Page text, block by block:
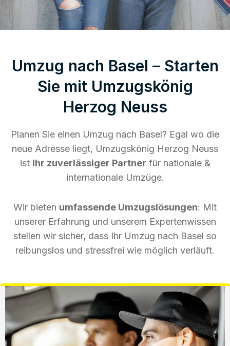
Umzug nach Basel – Starten
Sie mit Umzugskönig
Herzog Neuss
Planen Sie einen Umzug nach Basel? Egal wo die
neue Adresse liegt, Umzugskönig Herzog Neuss
ist Ihr zuverlässiger Partner für nationale &
internationale Umzüge.
Wir bieten umfassende Umzugslösungen: Mit
unserer Erfahrung und unserem Expertenwissen
stellen wir sicher, dass Ihr Umzug nach Basel so
reibungslos und stressfrei wie möglich verläuft.